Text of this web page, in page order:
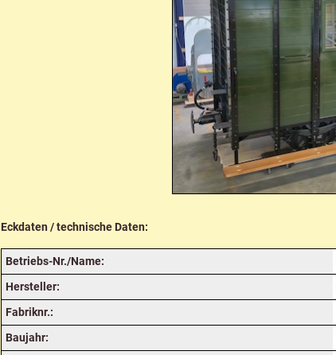
Eckdaten / technische Daten:
Betriebs-Nr./Name:
Hersteller:
Fabriknr.:
Baujahr: